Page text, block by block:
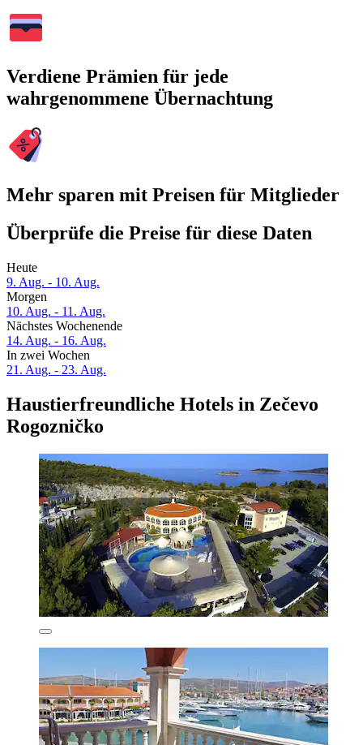
Verdiene Prämien für jede
wahrgenommene Übernachtung
Mehr sparen mit Preisen für Mitglieder
Überprüfe die Preise für diese Daten
Heute
9. Aug. - 10. Aug.
Morgen
10. Aug. - 11. Aug.
Nächstes Wochenende
14. Aug. - 16. Aug.
In zwei Wochen
21. Aug. - 23. Aug.
Haustierfreundliche Hotels in Zečevo
Rogozničko